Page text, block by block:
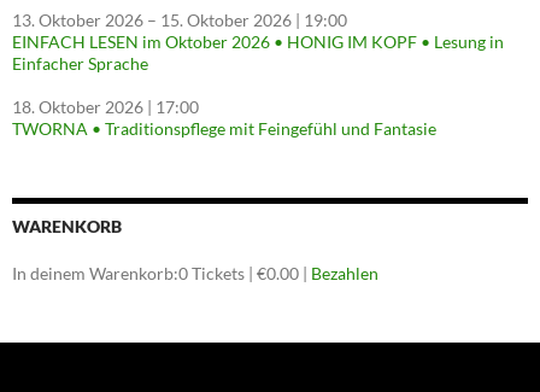
13. Oktober 2026 – 15. Oktober 2026 | 19:00
EINFACH LESEN im Oktober 2026 • HONIG IM KOPF • Lesung in
Einfacher Sprache
18. Oktober 2026 | 17:00
TWORNA • Traditionspflege mit Feingefühl und Fantasie
WARENKORB
In deinem Warenkorb:0Tickets | €0.00 | Bezahlen